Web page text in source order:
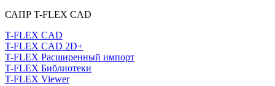
САПР T-FLEX CAD
T-FLEX CAD
T-FLEX CAD 2D+
T-FLEX Расширенный импорт
T-FLEX Библиотеки
T-FLEX Viewer